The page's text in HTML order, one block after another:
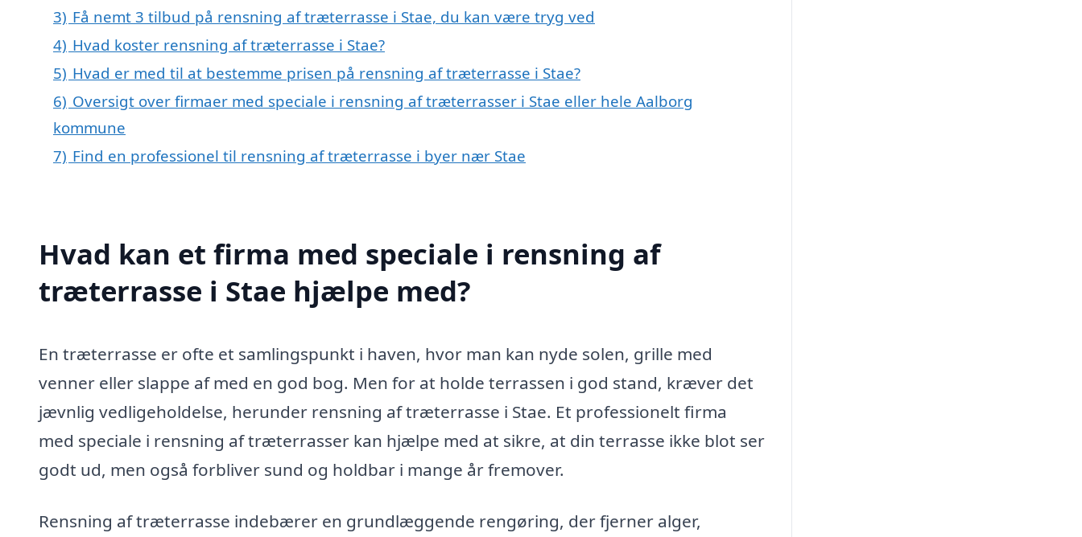
3) Få nemt 3 tilbud på rensning af træterrasse i Stae, du kan være tryg ved
4) Hvad koster rensning af træterrasse i Stae?
5) Hvad er med til at bestemme prisen på rensning af træterrasse i Stae?
6) Oversigt over firmaer med speciale i rensning af træterrasser i Stae eller hele Aalborg
kommune
7) Find en professionel til rensning af træterrasse i byer nær Stae
Hvad kan et firma med speciale i rensning af
træterrasse i Stae hjælpe med?
En træterrasse er ofte et samlingspunkt i haven, hvor man kan nyde solen, grille med
venner eller slappe af med en god bog. Men for at holde terrassen i god stand, kræver det
jævnlig vedligeholdelse, herunder rensning af træterrasse i Stae. Et professionelt firma
med speciale i rensning af træterrasser kan hjælpe med at sikre, at din terrasse ikke blot ser
godt ud, men også forbliver sund og holdbar i mange år fremover.
Rensning af træterrasse indebærer en grundlæggende rengøring, der fjerner alger,